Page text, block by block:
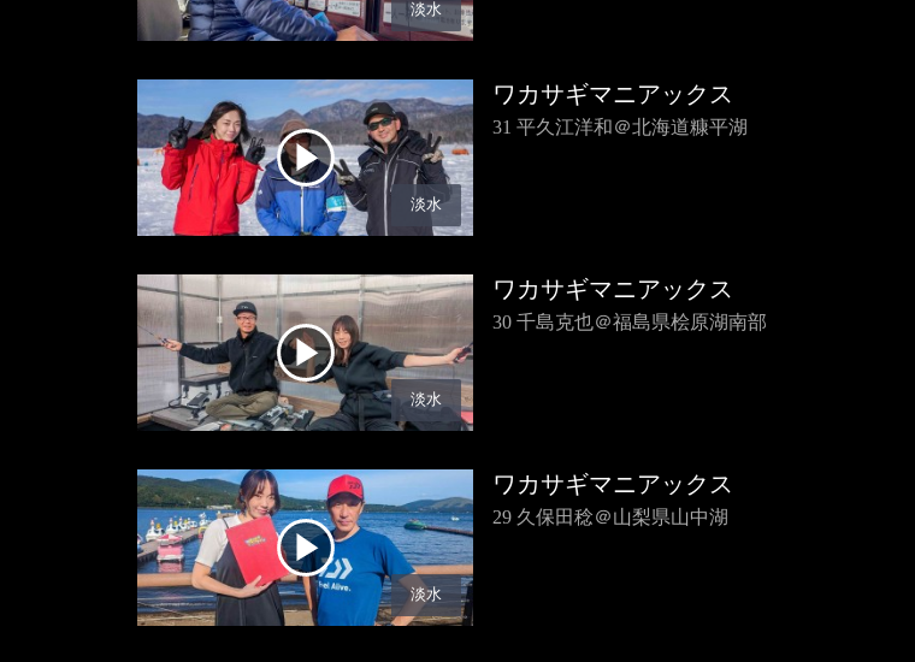
淡水
淡水
ワカサギマニアックス
31 平久江洋和＠北海道糠平湖
淡水
ワカサギマニアックス
30 千島克也＠福島県桧原湖南部
淡水
ワカサギマニアックス
29 久保田稔＠山梨県山中湖